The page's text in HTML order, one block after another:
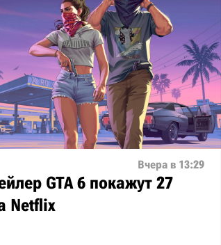
Вчера в 13:29
GTA 6 покажут 27
Netflix